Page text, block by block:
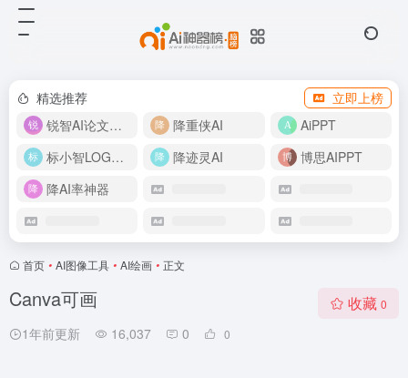
精选推荐
立即上榜
锐智AI论文生成
降重侠AI
AiPPT
标小智LOGO设计
降迹灵AI
博思AIPPT
降AI率神器
首页 • AI图像工具 • AI绘画 • 正文
Canva可画
1年前更新 16,037 0 0
收藏 0